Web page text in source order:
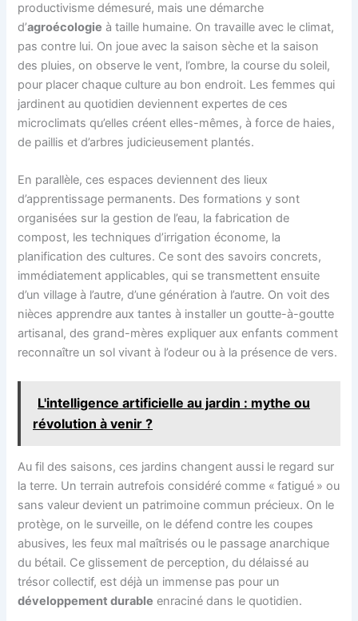
productivisme démesuré, mais une démarche
d’agroécologie à taille humaine. On travaille avec le climat,
pas contre lui. On joue avec la saison sèche et la saison
des pluies, on observe le vent, l’ombre, la course du soleil,
pour placer chaque culture au bon endroit. Les femmes qui
jardinent au quotidien deviennent expertes de ces
microclimats qu’elles créent elles-mêmes, à force de haies,
de paillis et d’arbres judicieusement plantés.
En parallèle, ces espaces deviennent des lieux
d’apprentissage permanents. Des formations y sont
organisées sur la gestion de l’eau, la fabrication de
compost, les techniques d’irrigation économe, la
planification des cultures. Ce sont des savoirs concrets,
immédiatement applicables, qui se transmettent ensuite
d’un village à l’autre, d’une génération à l’autre. On voit des
nièces apprendre aux tantes à installer un goutte-à-goutte
artisanal, des grand-mères expliquer aux enfants comment
reconnaître un sol vivant à l’odeur ou à la présence de vers.
L'intelligence artificielle au jardin : mythe ou
révolution à venir ?
Au fil des saisons, ces jardins changent aussi le regard sur
la terre. Un terrain autrefois considéré comme « fatigué » ou
sans valeur devient un patrimoine commun précieux. On le
protège, on le surveille, on le défend contre les coupes
abusives, les feux mal maîtrisés ou le passage anarchique
du bétail. Ce glissement de perception, du délaissé au
trésor collectif, est déjà un immense pas pour un
développement durable enraciné dans le quotidien.